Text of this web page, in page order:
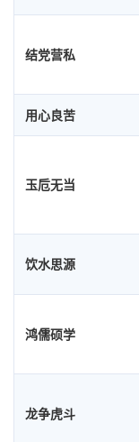
结党营私
用心良苦
玉卮无当
饮水思源
鸿儒硕学
龙争虎斗